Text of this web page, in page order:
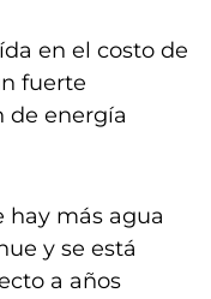
en el costo de
fuerte
de energía
hay más agua
y se está
a años